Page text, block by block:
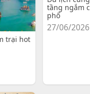
trại hot
tầng ngắm
phố
27/06/2026